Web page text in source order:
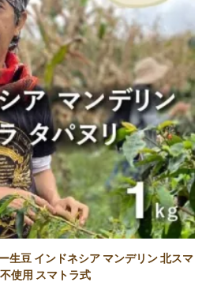
生豆 インドネシア マンデリン 北スマ
使用 スマトラ式